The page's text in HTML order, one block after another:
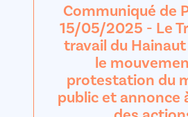
Communiqué de
15/05/2025 - Le
travail du
le
protestation du
public et annonce